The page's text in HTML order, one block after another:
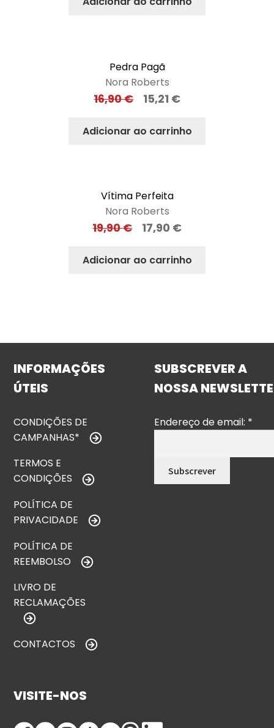
Pedra Pagã
Nora Roberts
16,90€ 15,21 €
Adicionar ao carrinho
Vítima Perfeita
Nora Roberts
19,90€ 17,90 €
Adicionar ao carrinho
INFORMAÇÕES
ÚTEIS
CONDIÇÕES DE
CAMPANHAS*
TERMOS E
CONDIÇÕES
POLÍTICA DE
PRIVACIDADE
POLÍTICA DE
REEMBOLSO
LIVRO DE
RECLAMAÇÕES
CONTACTOS
SUBSCREVER A
NOSSA
Endereço de email: *
VISITE-NOS